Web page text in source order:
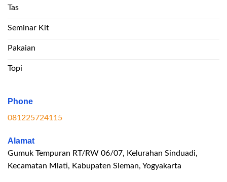
Tas
Seminar Kit
Pakaian
Topi
Phone
081225724115
Alamat
Gumuk Tempuran RT/RW 06/07, Kelurahan Sinduadi,
Kecamatan Mlati, Kabupaten Sleman, Yogyakarta